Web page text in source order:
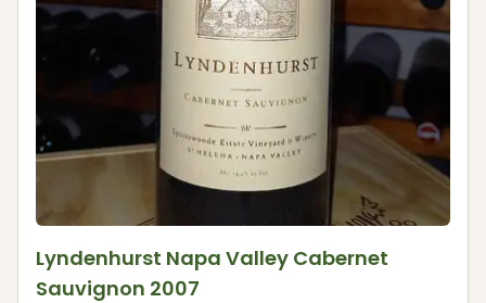
Lyndenhurst Napa Valley Cabernet
Sauvignon 2007